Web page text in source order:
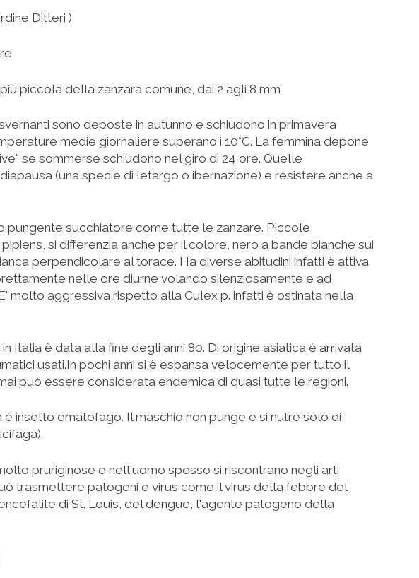
Ditteri )
piccola della zanzara comune, dai 2 agli 8 mm
sono deposte in autunno e schiudono in primavera
medie giornaliere superano i 10°C. La femmina depone
se sommerse schiudono nel giro di 24 ore. Quelle
(una specie di letargo o ibernazione) e resistere anche a
pungente succhiatore come tutte le zanzare. Piccole
si differenzia anche per il colore, nero a bande bianche sui
perpendicolare al torace. Ha diverse abitudini infatti è attiva
nelle ore diurne volando silenziosamente e ad
molto aggressiva rispetto alla Culex p. infatti è ostinata nella
Italia è data alla fine degli anni 80. Di origine asiatica è arrivata
usati.In pochi anni si è espansa velocemente per tutto il
può essere considerata endemica di quasi tutte le regioni.
è insetto ematofago. Il maschio non punge e si nutre solo di
pruriginose e nell'uomo spesso si riscontrano negli arti
trasmettere patogeni e virus come il virus della febbre del
di St. Louis, del dengue, l'agente patogeno della